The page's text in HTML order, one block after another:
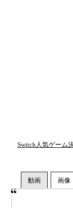
Switch人気ゲーム